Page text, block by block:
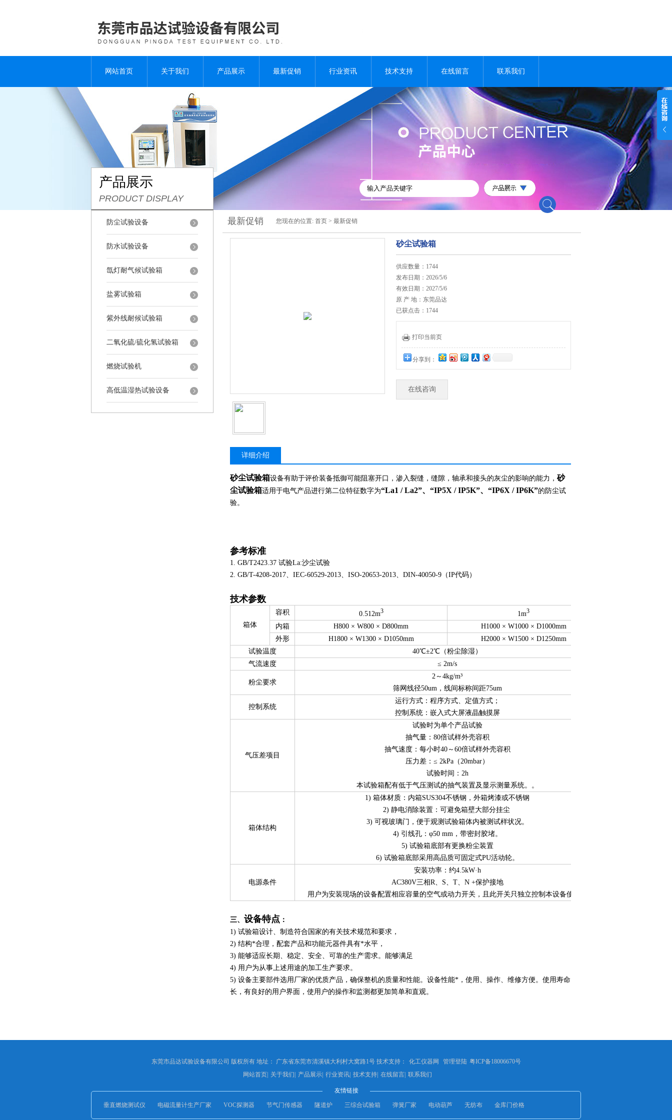
网站首页 关于我们 产品展示 最新促销 行业资讯 技术支持 在线留言 联系我们
产品展示
PRODUCT DISPLAY
防尘试验设备
防水试验设备
氙灯耐气候试验箱
盐雾试验箱
紫外线耐候试验箱
二氧化硫/硫化氢试验箱
燃烧试验机
高低温湿热试验设备
最新促销 您现在的位置: 首页 > 最新促销
砂尘试验箱
供应数量：1744
发布日期：2026/5/6
有效日期：2027/5/6
原 产 地：东莞品达
已获点击：1744
打印当前页
分享到：
在线咨询
详细介绍
砂尘试验箱设备有助于评价装备抵御可能阻塞开口，渗入裂缝，缝隙，轴承和接头的灰尘的影响的能力， 砂
尘试验箱适用于电气产品进行第二位特征数字为“La1 / La2”、“IP5X / IP5K”、“IP6X / IP6K”的防尘试
验。
参考标准
1. GB/T2423.37 试验La:沙尘试验
2. GB/T-4208-2017、IEC-60529-2013、ISO-20653-2013、DIN-40050-9（IP代码）
技术参数
箱体
容积 0.512m3 1m3
内箱 H800 × W800 × D800mm
H1000 × W1000 × D1000mm
外形
H1800 × W1300 × D1050mm
H2000 × W1500 × D1250mm
试验温度
40℃±2℃（粉尘除湿）
气流速度
≤ 2m/s
粉尘要求
2～4kg/m³
筛网线径50um，线间标称间距75um
控制系统
运行方式：程序方式、定值方式；
控制系统：嵌入式大屏液晶触摸屏
气压差项目
试验时为单个产品试验
抽气量：80倍试样外壳容积
抽气速度：每小时40～60倍试样外壳容积
压力差：≤ 2kPa（20mbar）
试验时间：2h
本试验箱配有低于气压测试的抽气装置及显示测量系统。。
箱体结构
1) 箱体材质：内箱SUS304不锈钢，外箱烤漆或不锈钢
2) 静电消除装置：可避免箱壁大部分挂尘
3) 可视玻璃门，便于观测试验箱体内被测试样状况。
4) 引线孔：φ50 mm，带密封胶堵。
5) 试验箱底部有更换粉尘装置
6) 试验箱底部采用高品质可固定式PU活动轮。
电源条件
安装功率：约4.5kW·h
AC380V三相R、S、T、N +保护接地
用户为安装现场的设备配置相应容量的空气或动力开关，且此开关只独立控制本设备使用。
三、 设备特点 ：
1) 试验箱设计、制造符合国家的有关技术规范和要求，
2) 结构*合理，配套产品和功能元器件具有*水平，
3) 能够适应长期、稳定、安全、可靠的生产需求。能够满足
4) 用户为从事上述用途的加工生产要求。
5) 设备主要部件选用厂家的优质产品，确保整机的质量和性能。设备性能*，使用、操作、维修方便。使用寿命
长，有良好的用户界面，使用户的操作和监测都更加简单和直观。
东莞市品达试验设备有限公司 版权所有 地址： 广东省东莞市清溪镇大利村大窝路1号 技术支持： 化工仪器网 管理登陆 粤ICP备18006670号
网站首页| 关于我们 产品展示| 行业资讯| 技术支持| 在线留言| 联系我们
友情链接
垂直燃烧测试仪 电磁流量计生产厂家 VOC探测器 节气门传感器 隧道炉 三综合试验箱 弹簧厂家 电动葫芦 无纺布 金库门价格